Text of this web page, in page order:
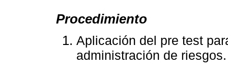
Procedimiento
Aplicación del pre test
administración de riesgos.